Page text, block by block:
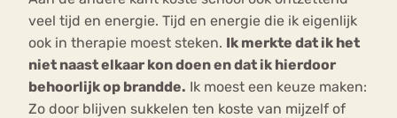
veel tijd en energie. Tijd en energie die ik eigenlijk
ook in therapie moest steken. Ik merkte dat ik het
niet naast elkaar kon doen en dat ik hierdoor
behoorlijk op brandde. Ik moest een keuze maken:
Zo door blijven sukkelen ten koste van mijzelf of